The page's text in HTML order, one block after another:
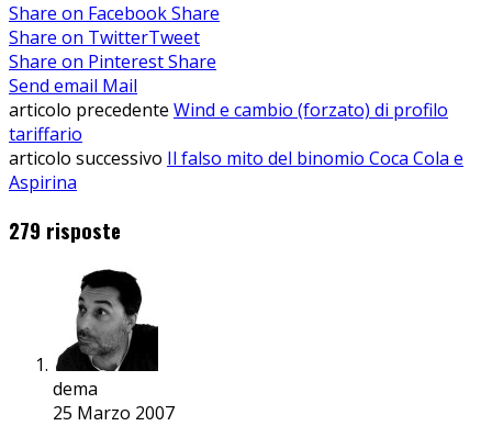
Share on FacebookShare
Share on TwitterTweet
Share on PinterestShare
Send email Mail
articolo precedente Wind e cambio (forzato) di profilo
tariffario
articolo successivo Il falso mito del binomio Coca Cola e
Aspirina
279 risposte
dema
25 Marzo 2007